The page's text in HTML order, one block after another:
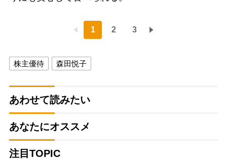
1 2 3
株主優待 森田悦子
あわせて読みたい
あなたにオススメ
注目TOPIC